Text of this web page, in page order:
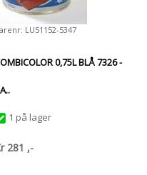
LU51152-5347
0,75L BLÅ 7326 -
1 på lager
281 ,-